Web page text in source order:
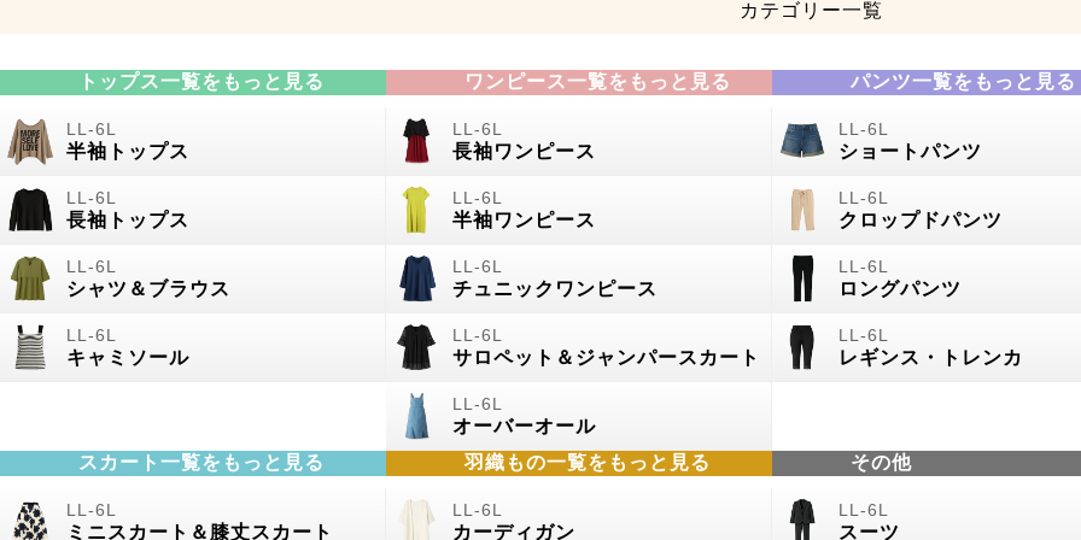
カテゴリー一覧
トップス一覧をもっと見る
半袖トップス
長袖トップス
シャツ＆ブラウス
キャミソール
ワンピース一覧をもっと見る
長袖ワンピース
半袖ワンピース
チュニックワンピース
サロペット＆ジャンパースカート
オーバーオール
パンツ一覧をもっと見る
ショートパンツ
クロップドパンツ
ロングパンツ
レギンス・トレンカ
スカート一覧をもっと見る
ミニスカート＆膝丈スカート
羽織もの一覧をもっと見る
カーディガン
その他
スーツ